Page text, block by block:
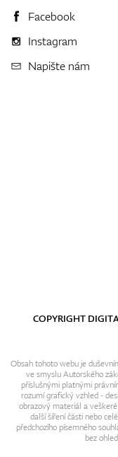
Facebook
Instagram
Napište nám
COPYRIGHT
Obsah tohoto webu je
ve smyslu Autorského
příslušnými platnými
rozumí grafický vzhled -
obrazový materiál a veškeré
další šíření části nebo
předchozího písemného
bez